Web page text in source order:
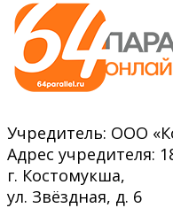
Учредитель: ООО
Адрес учредителя:
г. Костомукша,
ул. Звёздная, д. 6